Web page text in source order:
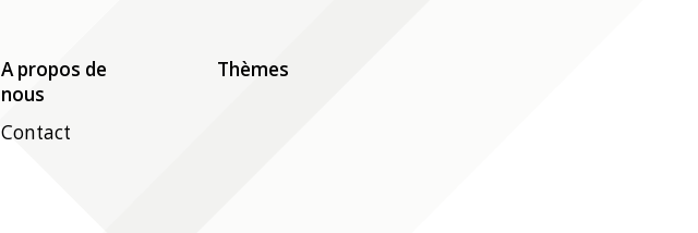
A propos de
nous
Contact
Thèmes